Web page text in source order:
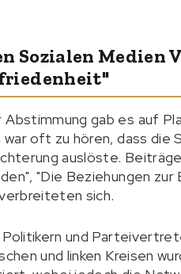
Sozialen Medien
Abstimmung gab es auf
oft zu hören, dass die
auslöste.
"Die Beziehungen
sich.
und
und linken Kreisen